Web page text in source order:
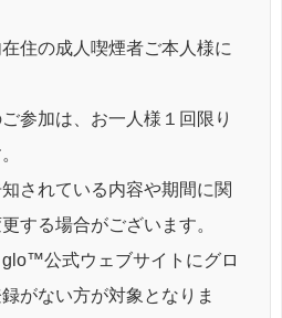
住の成人喫煙者ご本人様に
参加は、お一人様１回限り
されている内容や期間に関
する場合がございます。
glo™公式ウェブサイトにグロ
がない方が対象となりま